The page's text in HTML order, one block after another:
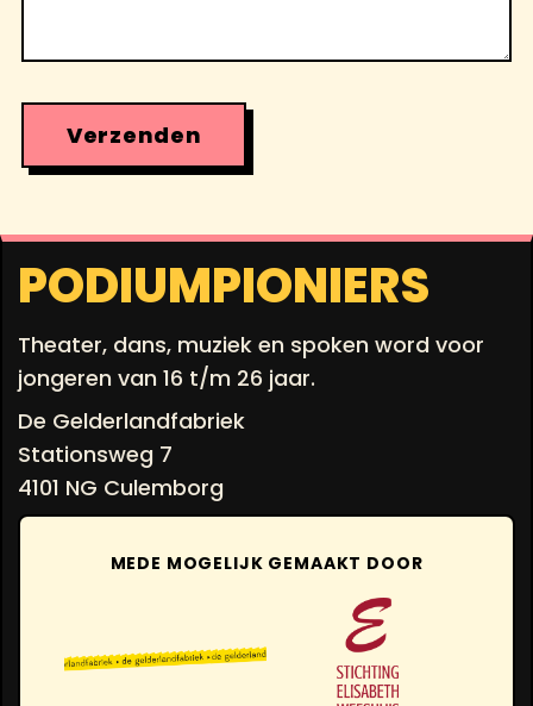
PODIUMPIONIERS
Theater, dans, muziek en spoken word voor
jongeren van 16 t/m 26 jaar.
De Gelderlandfabriek
Stationsweg 7
4101 NG Culemborg
MEDE MOGELIJK GEMAAKT DOOR